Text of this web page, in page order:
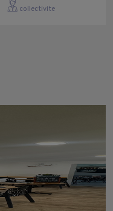
collectivite